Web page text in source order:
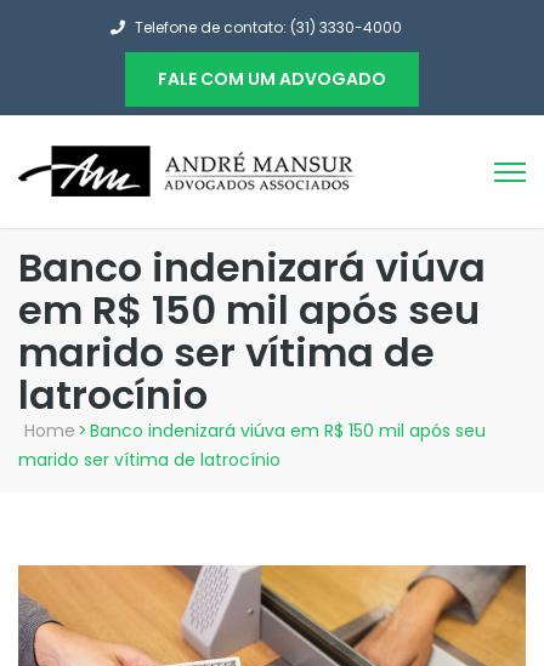
Telefone de contato: (31) 3330-4000
FALE COM UM ADVOGADO
Banco indenizará viúva
em R$ 150 mil após seu
marido ser vítima de
latrocínio
Home > Banco indenizará viúva em R$ 150 mil após seu
marido ser vítima de latrocínio